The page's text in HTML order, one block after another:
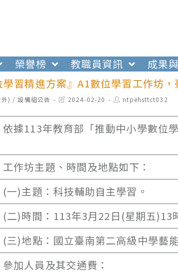
榮譽榜 教職員資訊 成果
學習精進方案』A1數位學習工作坊，
) / 設備組公告
Post2024-02-20
Post
author:
ntpehsttct032
依據113年教育部「推動中小學數位
工作坊主題、時間及地點如下：
(一)主題：科技輔助自主學習。
(二)時間：113年3月22日(星期五)13
(三)地點：國立臺南第二高級中學藝
參加人員及其交通費：